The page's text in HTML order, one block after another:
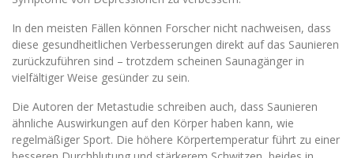
In den meisten Fällen können Forscher nicht nachweisen, dass
diese gesundheitlichen Verbesserungen direkt auf das Saunieren
zurückzuführen sind – trotzdem scheinen Saunagänger in
vielfältiger Weise gesünder zu sein.
Die Autoren der Metastudie schreiben auch, dass Saunieren
ähnliche Auswirkungen auf den Körper haben kann, wie
regelmäßiger Sport. Die höhere Körpertemperatur führt zu einer